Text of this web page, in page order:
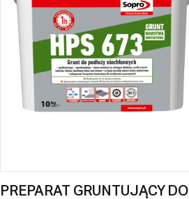
PREPARAT GRUNTUJĄCY DO